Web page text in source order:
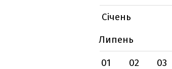
Січень
Липень
01
02 03